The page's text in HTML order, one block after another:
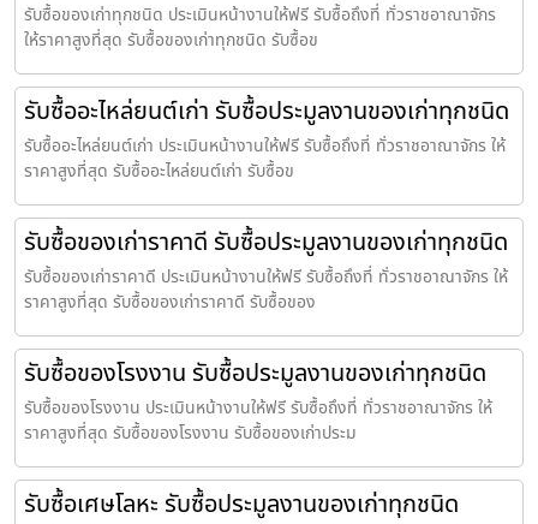
รับซื้อของเก่าทุกชนิด ประเมินหน้างานให้ฟรี รับซื้อถึงที่ ทั่วราชอาณาจักร
ให้ราคาสูงที่สุด รับซื้อของเก่าทุกชนิด รับซื้อข
รับซื้ออะไหล่ยนต์เก่า รับซื้อประมูลงานของเก่าทุกชนิด
รับซื้ออะไหล่ยนต์เก่า ประเมินหน้างานให้ฟรี รับซื้อถึงที่ ทั่วราชอาณาจักร ให้
ราคาสูงที่สุด รับซื้ออะไหล่ยนต์เก่า รับซื้อข
รับซื้อของเก่าราคาดี รับซื้อประมูลงานของเก่าทุกชนิด
รับซื้อของเก่าราคาดี ประเมินหน้างานให้ฟรี รับซื้อถึงที่ ทั่วราชอาณาจักร ให้
ราคาสูงที่สุด รับซื้อของเก่าราคาดี รับซื้อของ
รับซื้อของโรงงาน รับซื้อประมูลงานของเก่าทุกชนิด
รับซื้อของโรงงาน ประเมินหน้างานให้ฟรี รับซื้อถึงที่ ทั่วราชอาณาจักร ให้
ราคาสูงที่สุด รับซื้อของโรงงาน รับซื้อของเก่าประม
รับซื้อเศษโลหะ รับซื้อประมูลงานของเก่าทุกชนิด